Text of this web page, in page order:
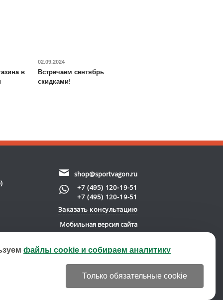
в
02.09.2024
Встречаем сентябрь
скидками!
shop@sportvagon.ru
+7 (495) 120-19-51
+7 (495) 120-19-51
Заказать консультацию
Мобильная версия сайта
© 2011-2026 SportVagon.ru
файлы cookie и собираем аналитику
Только обязательные cookie